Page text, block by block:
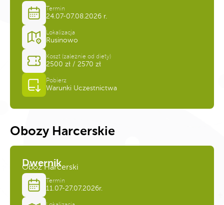
Termin
24.07-07.08.2026 r.
Lokalizacja
Rusinowo
Koszt (zależnie od diety)
2500 zł / 2570 zł
Pobierz
Warunki Uczestnictwa
Obozy Harcerskie
Dwernik
Obóz Harcerski
Termin
11.07-27.07.2026r.